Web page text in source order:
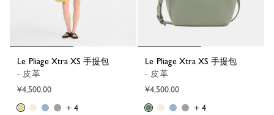
Le Pliage Xtra XS 手提包
- 皮革
¥4,500.00
+ 4
Le Pliage Xtra XS 手提包
- 皮革
¥4,500.00
+ 4